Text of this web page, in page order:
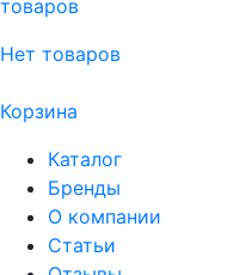
товаров
Нет товаров
Корзина
Каталог
Бренды
О компании
Статьи